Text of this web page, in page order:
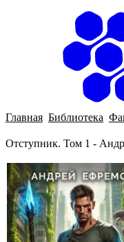
Главная Библиотека
Отступник. Том 1 -